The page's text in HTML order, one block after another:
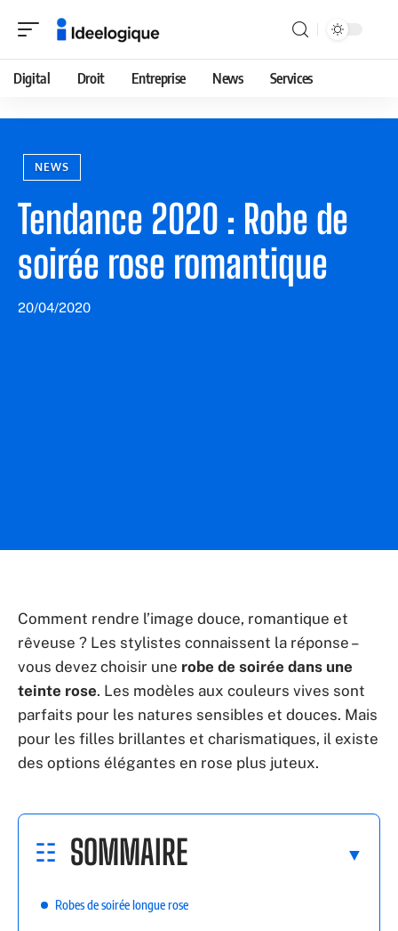
Digital Droit Entreprise News Services
NEWS
Tendance 2020 : Robe de
soirée rose romantique
20/04/2020
Comment rendre l’image douce, romantique et
rêveuse ? Les stylistes connaissent la réponse –
vous devez choisir une robe de soirée dans une
teinte rose. Les modèles aux couleurs vives sont
parfaits pour les natures sensibles et douces. Mais
pour les filles brillantes et charismatiques, il existe
des options élégantes en rose plus juteux.
SOMMAIRE
Robes de soirée longue rose